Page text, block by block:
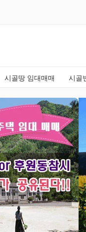
시골땅 임대매매 시골